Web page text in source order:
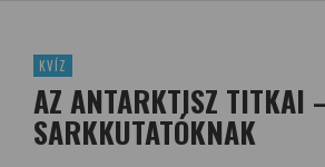
KVÍZ
AZ ANTARKTISZ TITKAI
SARKKUTATÓKNAK